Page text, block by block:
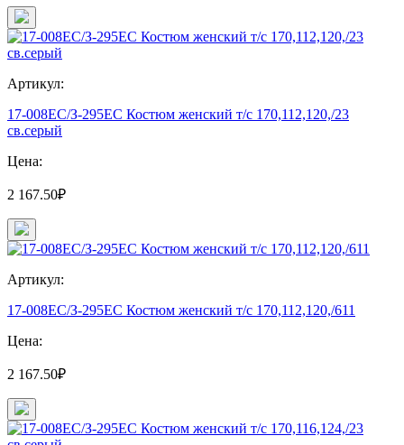
Артикул:
17-008ЕС/З-295ЕС Костюм женский т/с 170,112,120,/23
св.серый
Цена:
2 167.50₽
Артикул:
17-008ЕС/З-295ЕС Костюм женский т/с 170,112,120,/611
Цена:
2 167.50₽